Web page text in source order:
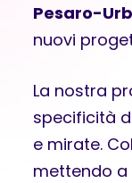
Pesaro-
nuovi
La nostra
specificità
e mirate.
mettendo a